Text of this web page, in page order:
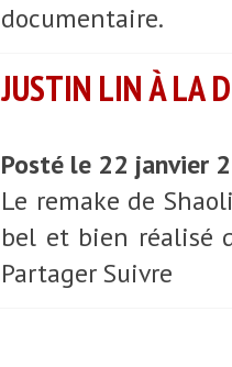
documentaire.
JUSTIN LIN À LA
Posté le 22 janvier
Le remake de
bel et bien réalisé
Partager Suivre